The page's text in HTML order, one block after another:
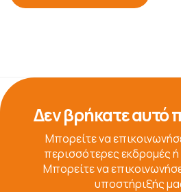
Δεν βρήκατε αυτό
Μπορείτε να
περισσότερες εκδρομές
Μπορείτε να
υποστήριξής